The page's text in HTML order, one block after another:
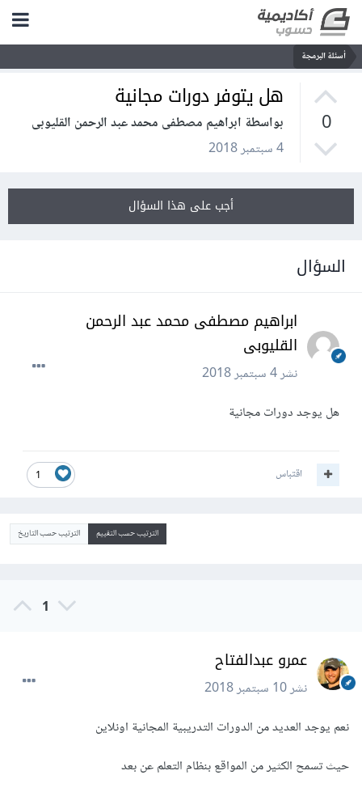
أسئلة البرمجة
0
هل يتوفر دورات مجانية
بواسطة ابراهيم مصطفى محمد عبد الرحمن القليوبى
4 سبتمبر 2018
أجب على هذا السؤال
السؤال
ابراهيم مصطفى محمد عبد الرحمن
القليوبى
نشر4 سبتمبر 2018
هل يوجد دورات مجانية
1 اقتباس
الترتيب حسب التقييم الترتيب حسب التاريخ
1
عمرو عبدالفتاح
نشر10 سبتمبر 2018
نعم يوجد العديد من الدورات التدريبية المجانية اونلاين
حيث تسمح الكثير من المواقع بنظام التعلم عن بعد